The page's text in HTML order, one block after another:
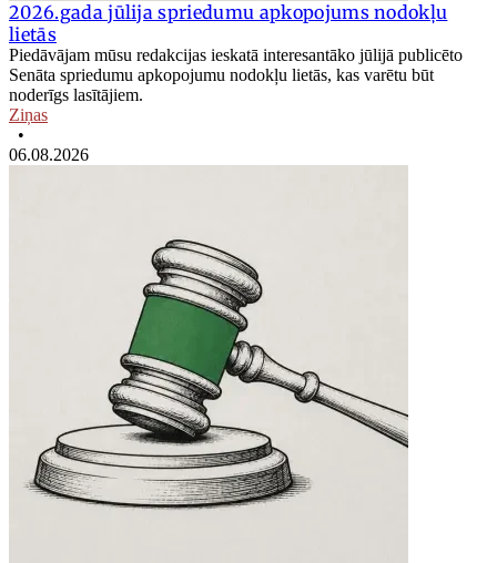
2026.gada jūlija spriedumu apkopojums nodokļu
lietās
Piedāvājam mūsu redakcijas ieskatā interesantāko jūlijā publicēto
Senāta spriedumu apkopojumu nodokļu lietās, kas varētu būt
noderīgs lasītājiem.
Ziņas
•
06.08.2026